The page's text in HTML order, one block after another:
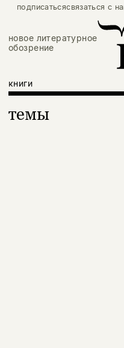
подписатьсясвязаться с
новое литературное
обозрение
книги
темы